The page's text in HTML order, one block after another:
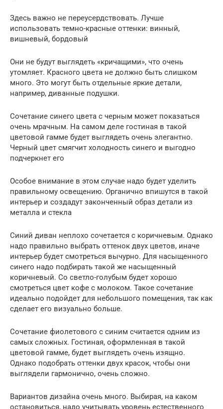
Здесь важно не переусердствовать. Лучше
использовать темно-красные оттенки: винный,
вишневый, бордовый
Они не будут выглядеть «кричащими», что очень
утомляет. Красного цвета не должно быть слишком
много. Это могут быть отдельные яркие детали,
например, диванные подушки.
Сочетание синего цвета с черным может показаться
очень мрачным. На самом деле гостиная в такой
цветовой гамме будет выглядеть очень элегантно.
Черный цвет смягчит холодность синего и выгодно
подчеркнет его
Особое внимание в этом случае надо будет уделить
правильному освещению. Органично впишутся в такой
интерьер и создадут законченный образ детали из
металла и стекла
Синий диван неплохо сочетается с коричневым. Однако
надо правильно выбрать оттенок двух цветов, иначе
интерьер будет смотреться вычурно. Для насыщенного
синего надо подбирать такой же насыщенный
коричневый. Со светло-голубым будет хорошо
смотреться цвет кофе с молоком. Такое сочетание
идеально подойдет для небольшого помещения, так как
сделает его визуально больше.
Сочетание фиолетового с синим считается одним из
самых сложных. Гостиная, оформленная в такой
цветовой гамме, будет выглядеть очень изящно.
Однако подобрать оттенки двух красок, чтобы они
выглядели гармонично, очень сложно.
Вариантов дизайна очень много. Выбирая, на каком
остановиться, надо учитывать уровень естественного